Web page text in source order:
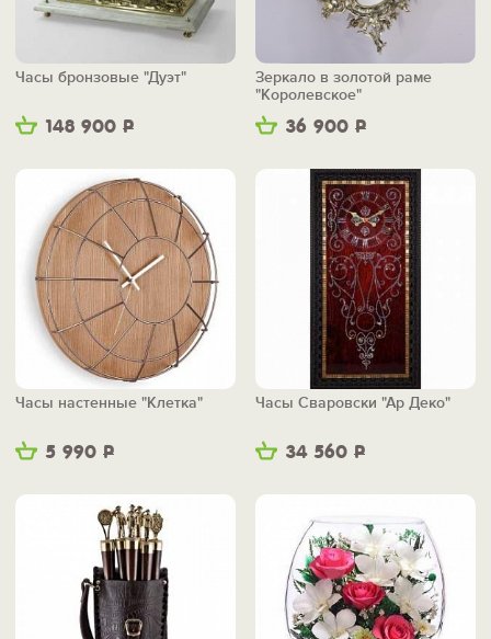
148 900 Р
Часы бронзовые "Дуэт"
36 900 Р
Зеркало в золотой раме
"Королевское"
5 990 Р
Часы настенные "Клетка"
34 560 Р
Часы Сваровски "Ар Деко"